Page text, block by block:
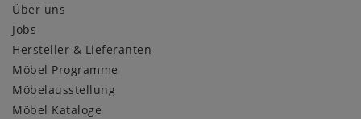
Über uns
Jobs
Hersteller & Lieferanten
Möbel Programme
Möbelausstellung
Möbel Kataloge